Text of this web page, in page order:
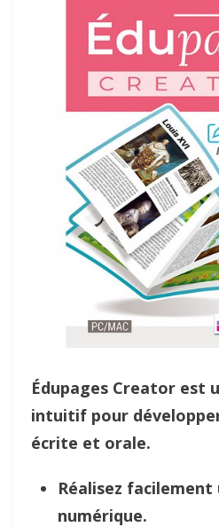
Édupages Creator est
intuitif pour
écrite et orale.
Réalisez facilement
numérique.